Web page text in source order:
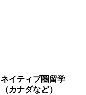
ネイティブ圏留学
（カナダなど）